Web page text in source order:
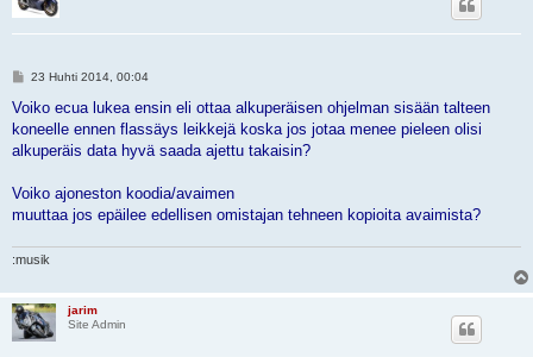
V
e
t
i
23 Huhti 2014, 00:04
Voiko ecua lukea ensin eli ottaa alkuperäisen ohjelman sisään talteen
koneelle ennen flassäys leikkejä koska jos jotaa menee pieleen olisi
alkuperäis data hyvä saada ajettu takaisin?
Voiko ajoneston koodia/avaimen
muuttaa jos epäilee edellisen omistajan tehneen kopioita avaimista?
:musik
jarim
Site Admin